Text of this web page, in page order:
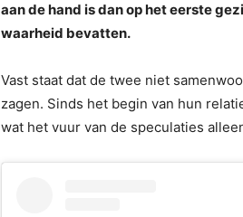
aan de hand is dan op het eerste
waarheid bevatten.
Vast staat dat de twee niet
zagen. Sinds het begin van hun
wat het vuur van de speculaties